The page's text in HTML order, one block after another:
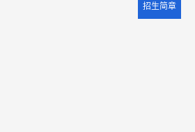
招生简章